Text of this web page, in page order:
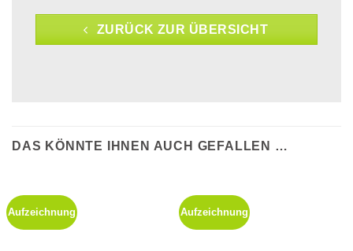
ZURÜCK ZUR ÜBERSICHT
DAS KÖNNTE IHNEN AUCH GEFALLEN …
Aufzeichnung Aufzeichnung